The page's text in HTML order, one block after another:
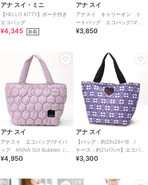
アナ スイ・ミニ
【HELLO KITTY】ポーチ付き
エコバッグ
¥4,345 新着
アナ スイ
アナスイ キャリーオン ト
ートバッグ エコバッグ/マイ
バッグ 薔薇 【ANNA SUI】
¥3,850
アナ スイ
アナスイ エコバッグ/マイバ
ッグ ANNA SUI Bubbles（ア
ナスイバブルス）
¥4,950
アナ スイ
【バッグ：約29x26x18 /
ケース：約21x17cm】エコバ
ッグ （ANNA SUI）
¥3,300
PR PR